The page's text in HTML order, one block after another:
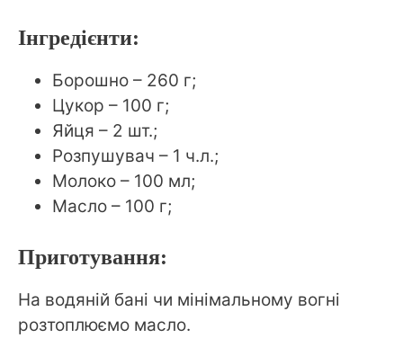
Інгредієнти:
Борошно – 260 г;
Цукор – 100 г;
Яйця – 2 шт.;
Розпушувач – 1 ч.л.;
Молоко – 100 мл;
Масло – 100 г;
Приготування:
На водяній бані чи мінімальному вогні
розтоплюємо масло.